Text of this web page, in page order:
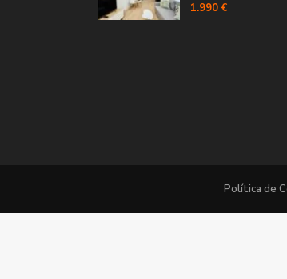
1.990 €
Política de